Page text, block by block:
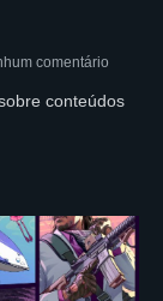
comentário
conteúdos